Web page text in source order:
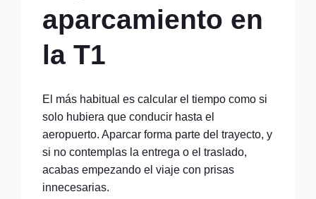
aparcamiento en
la T1
El más habitual es calcular el tiempo como si
solo hubiera que conducir hasta el
aeropuerto. Aparcar forma parte del trayecto, y
si no contemplas la entrega o el traslado,
acabas empezando el viaje con prisas
innecesarias.